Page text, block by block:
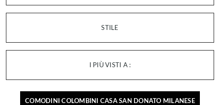
STILE
I PIÙ VISTI A :
COMODINI COLOMBINI CASA SAN DONATO MILANESE